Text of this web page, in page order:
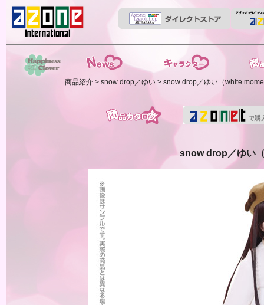
HappinessClover商品紹介 > snow drop／ゆい > snow drop／ゆい（white
snow drop／ゆい